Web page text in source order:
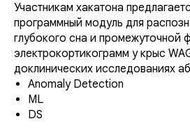
Участникам хакатона
программный модуль для
глубокого сна и промежуточной
электрокортикограмм у крыс
доклинических исследованиях
Anomaly Detection
ML
DS